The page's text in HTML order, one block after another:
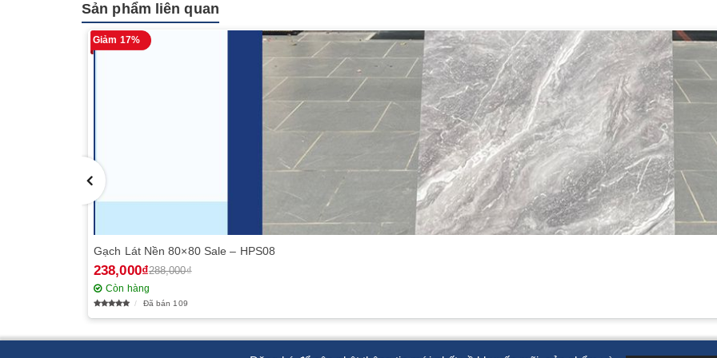
Sản phẩm liên quan
Gạch Lát Nền 80×80 Sale – HPS08
238,000₫288,000₫
Giảm 17%
Còn hàng
Đã bán 109